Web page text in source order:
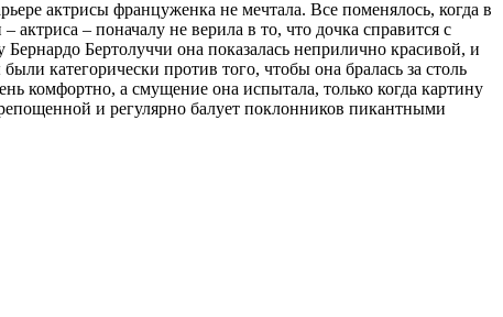
актрисы француженка не мечтала. Все поменялось, когда в
– поначалу не верила в то, что дочка справится с
Бертолуччи она показалась неприлично красивой, и
категорически против того, чтобы она бралась за столь
комфортно, а смущение она испытала, только когда картину
и регулярно балует поклонников пикантными